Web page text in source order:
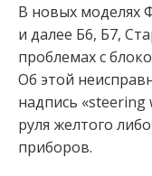
В новых моделях
и далее Б6, Б7,
проблемах с
Об этой
надпись «steering
руля желтого
приборов.